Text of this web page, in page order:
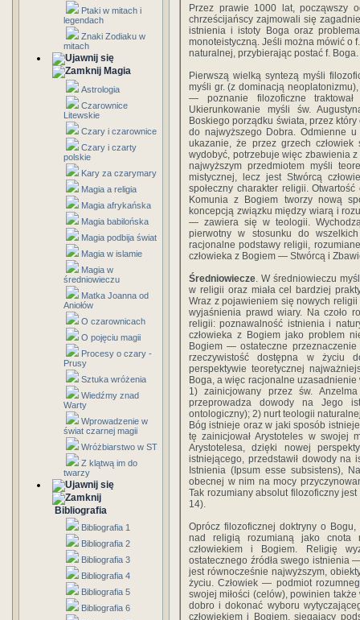
Ptaki w mitach i
legendach
Znaki Zodiaku w
mitach
Magia
Astrologia
Czarownice
Litewskie
Czary i czarownice
Czary i czarty
polskie
Kary za czarymary
Magia a religia
Magia afrykańska
Magia babilońska
Magia podbija świat
Magia w islamie
Magia w
średniowieczu
Matka Joanna od
Aniołów
O czarownicach
O pojęciu magii
Procesy o czary -
Prusy
Sztuka wróżenia
Wiedźmy znad
Warty
Wprowadzenie w
świat czarnej magii
Wróżbiarstwo w ST
Z klątwą im do
twarzy
Bibliografia
Bibliografia 1
Bibliografia 2
Bibliografia 3
Bibliografia 4
Bibliografia 5
Bibliografia 6
Przez prawie 1000 lat, począwszy
chrześcijańscy zajmowali się
istnienia i istoty Boga oraz
monoteistyczną. Jeśli można mówić o
naturalnej, przybierając postać f. Boga.
Pierwszą wielką syntezą myśli
myśli gr. (z dominacją
— poznanie filozoficzne
Ukierunkowanie myśli św.
Boskiego porządku świata, przez
do najwyższego Dobra. Odmienne
ukazanie, że przez grzech
wydobyć, potrzebuje więc zbawienia
najwyższym przedmiotem myśli
mistycznej, lecz jest Stwórcą
społeczny charakter religii.
Komunia z Bogiem tworzy nową
koncepcją związku między wiarą i
— zawiera się w teologii.
pierwotny w stosunku do
racjonalne podstawy religii,
człowieka z Bogiem — Stwórcą i
Średniowiecze. W średniowieczu
w religii oraz miała cel bardziej
Wraz z pojawieniem się nowych
wyjaśnienia prawd wiary. Na czoło
religii: poznawalność istnienia i
człowieka z Bogiem jako problem
Bogiem — ostateczne
rzeczywistość dostępna w życiu
perspektywie teoretycznej
Boga, a więc racjonalne
1) zainicjowany przez św.
przeprowadza dowody na Jego
ontologiczny); 2) nurt teologii
Bóg istnieje oraz w jaki sposób
tę zainicjował Arystoteles w swojej
Arystotelesa, dzięki nowej
istniejącego, przedstawił dowody
Istnienia (Ipsum esse subsistens),
obecnej w nim na mocy
Tak rozumiany absolut filozoficzny
14).
Oprócz filozoficznej doktryny o
nad religią rozumianą jako cnota
człowiekiem i Bogiem. Religię
ostatecznego źródła swego istnienia
jest równocześnie najwyższym,
życiu. Człowiek — podmiot
swojej miłości (celów), powinien
dobro i dokonać wyboru
człowiekiem i Bogiem, sięgający